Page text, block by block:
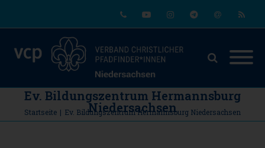
Ev. Bildungszentrum Hermannsburg
Niedersachsen
Startseite | Ev. Bildungszentrum Hermannsburg Niedersachsen